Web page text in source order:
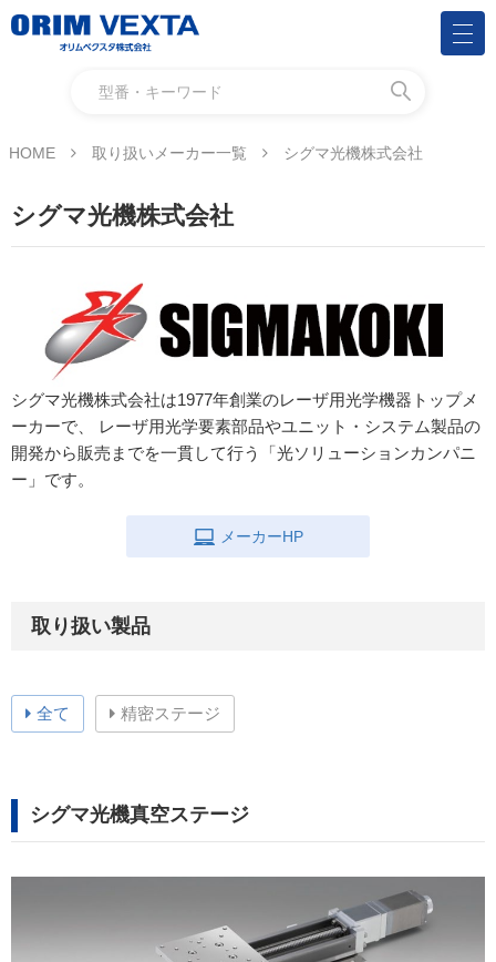
HOME 取り扱いメーカー一覧 シグマ光機株式会社
シグマ光機株式会社
シグマ光機株式会社は1977年創業のレーザ用光学機器トップメ
ーカーで、 レーザ用光学要素部品やユニット・システム製品の
開発から販売までを一貫して行う「光ソリューションカンパニ
ー」です。
メーカーHP
取り扱い製品
全て 精密ステージ
シグマ光機真空ステージ